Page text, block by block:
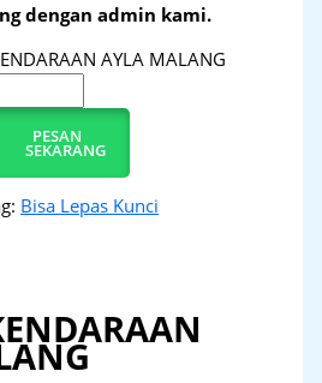
dengan admin kami.
AYLA MALANG
PESAN
SEKARANG
Bisa Lepas Kunci